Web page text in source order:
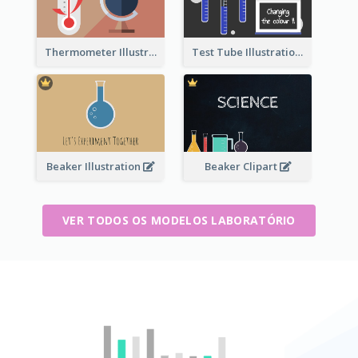
Thermometer Illustration Test Tube Illustration
Beaker Illustration Beaker Clipart
VER TODOS OS MODELOS LABORATÓRIO